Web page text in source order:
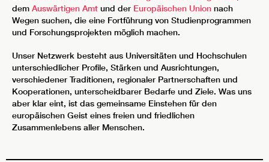
dem Auswärtigen Amt und der Europäischen Union nach
Wegen suchen, die eine Fortführung von Studienprogrammen
und Forschungsprojekten möglich machen.
Unser Netzwerk besteht aus Universitäten und Hochschulen
unterschiedlicher Profile, Stärken und Ausrichtungen,
verschiedener Traditionen, regionaler Partnerschaften und
Kooperationen, unterscheidbarer Bedarfe und Ziele. Was uns
aber klar eint, ist das gemeinsame Einstehen für den
europäischen Geist eines freien und friedlichen
Zusammenlebens aller Menschen.